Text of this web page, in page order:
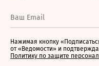
Нажимая кнопку
от «Ведомости» и
Политику по защите